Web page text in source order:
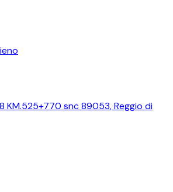
KM.525+770 snc 89053,Reggio di